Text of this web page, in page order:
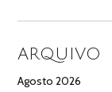
ARQUIVO
Agosto 2026